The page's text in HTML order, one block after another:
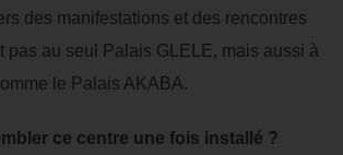
des manifestations et des rencontres
pas au seul Palais GLELE, mais aussi à
le Palais AKABA.
ce centre une fois installé ?